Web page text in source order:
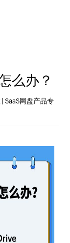
么办？
SaaS网盘产品专